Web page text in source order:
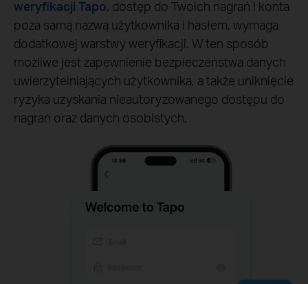
weryfikacji Tapo, dostęp do Twoich nagrań i konta
poza samą nazwą użytkownika i hasłem, wymaga
dodatkowej warstwy weryfikacji. W ten sposób
możliwe jest zapewnienie bezpieczeństwa danych
uwierzytelniających użytkownika, a także uniknięcie
ryzyka uzyskania nieautoryzowanego dostępu do
nagrań oraz danych osobistych.